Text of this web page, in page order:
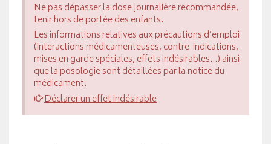
Ne pas dépasser la dose journalière recommandée,
tenir hors de portée des enfants.
Les informations relatives aux précautions d’emploi
(interactions médicamenteuses, contre-indications,
mises en garde spéciales, effets indésirables...) ainsi
que la posologie sont détaillées par la notice du
médicament.
Déclarer un effet indésirable